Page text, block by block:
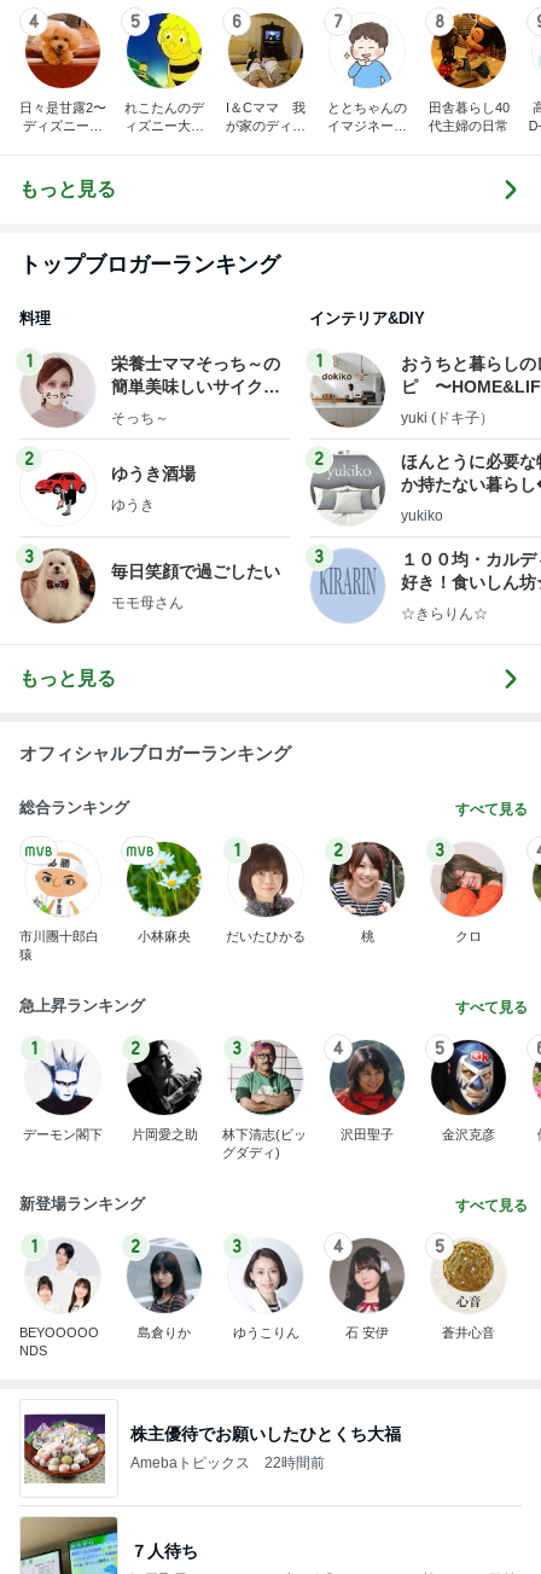
4
日々是甘露2〜
ディズニー風
5
れこたんのデ
ィズニー大好
6
I＆Cママ 我
が家のディズ
7
ととちゃんの
イマジネーシ
8
田舎暮らし40
代主婦の日常
もっと見る
トップブロガーランキング
料理
1
栄養士ママそっち～の
簡単美味しいサイクル
献立
そっち～
2
ゆうき酒場
ゆうき
3
毎日笑顔で過ごしたい
モモ母さん
インテリア&DIY
1
おうちと暮らしの
ピ 〜
yuki (ドキ子）
2
ほんとうに必要な
か持たない暮ら
ep Life Simple◆
yukiko
3
１００均・カルデ
好き！食いしん
らりん☆のブログ
☆きらりん☆
もっと見る
オフィシャルブロガーランキング
総合ランキング すべて見る
市川團十郎白
猿
小林麻央
1
だいたひかる
2
桃
3
クロ
急上昇ランキング すべて見る
1
デーモン閣下
2
片岡愛之助
3
林下清志(ビッ
グダディ)
4
沢田聖子
5
金沢克彦
新登場ランキング すべて見る
1
BEYOOOOO
NDS
2
島倉りか
3
ゆうこりん
4
石 安伊
5
蒼井心音
株主優待でお願いしたひとくち大福
Amebaトピックス 22時間前
７人待ち